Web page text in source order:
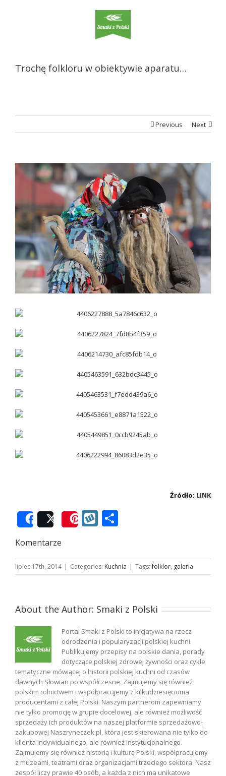
Trochę folkloru w obiektywie aparatu…
Previous Next
Źródło: LINK
SharePost SaveWykop
Komentarze
lipiec 17th, 2014 | Categories: Kuchnia | Tags:folklor, galeria
About the Author: Smaki z Polski
Portal Smaki z Polski to inicjatywa na rzecz
odrodzenia i popularyzacji polskiej kuchni.
Publikujemy przepisy na polskie dania, porady
dotyczące polskiej zdrowej żywności oraz cykle
tematyczne mówiącej o historii polskiej kuchni od czasów
dawnych Słowian po współczesne. Zajmujemy się również
polskim rolnictwem i współpracujemy z kilkudziesięcioma
producentami z całej Polski. Naszym partnerom zapewniamy
nie tylko promocję w grupie docelowej, ale również możliwość
sprzedaży ich produktów na naszej platformie sprzedażowo-
zakupowej Naszryneczek.pl, która jest skierowana nie tylko do
klienta indywidualnego, ale również instytucjonalnego.
Zajmujemy się również historią i kulturą Polski, współpracujemy
z muzeami, teatrami oraz organizacjami trzeciego sektora. Nasz
zespół liczy prawie 40 osób, a każda z nich ma unikatowe